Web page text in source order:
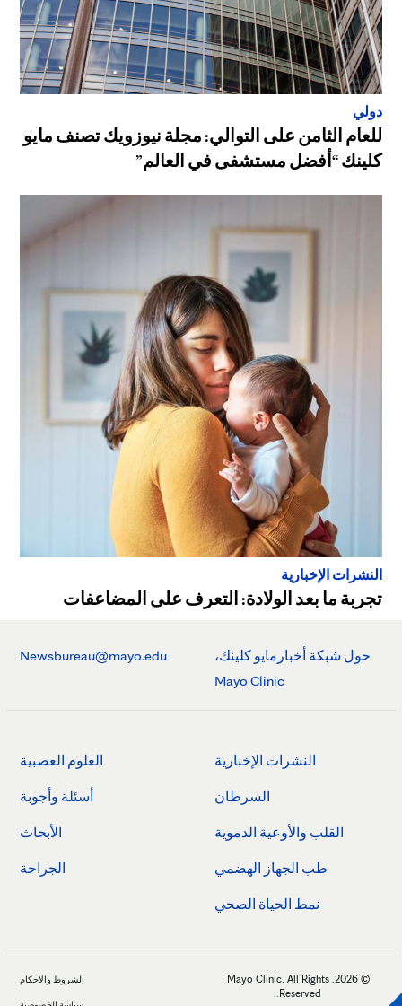
دولي
للعام الثامن على التوالي: مجلة نيوزويك تصنف مايو
كلينك “أفضل مستشفى في العالم”
النشرات الإخبارية
تجربة ما بعد الولادة: التعرف على المضاعفات
حول شبكة أخبارمايو كلينك،
Mayo Clinic
Newsbureau@mayo.edu
النشرات الإخبارية
السرطان
القلب والأوعية الدموية
طب الجهاز الهضمي
نمط الحياة الصحي
العلوم العصبية
أسئلة وأجوبة
الأبحاث
الجراحة
الشروط والأحكام
© 2026. Mayo Clinic. All Rights
Reserved.